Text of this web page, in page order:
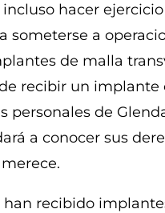
hacer
someterse a
de malla
recibir un
personales de
a conocer sus
han recibido